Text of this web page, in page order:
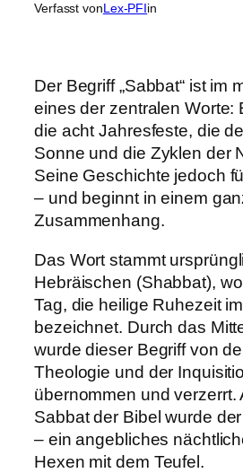
Verfasst vonLex-PFIin
Der Begriff „Sabbat“ ist im
eines der zentralen Worte:
die acht Jahresfeste, die
Sonne und die Zyklen der
Seine Geschichte jedoch
– und beginnt in einem
Zusammenhang.
Das Wort stammt
Hebräischen (Shabbat),
Tag, die heilige Ruhezeit
bezeichnet. Durch das
wurde dieser Begriff von
Theologie und der
übernommen und verzerrt.
Sabbat der Bibel wurde
– ein angebliches
Hexen mit dem Teufel.